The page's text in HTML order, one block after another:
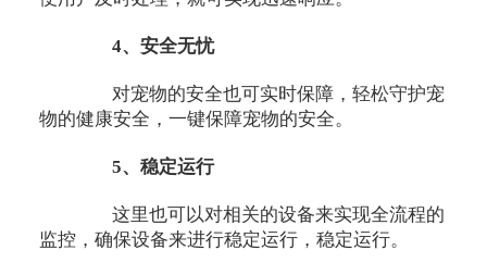
4、安全无忧
对宠物的安全也可实时保障，轻松守护宠
物的健康安全，一键保障宠物的安全。
5、稳定运行
这里也可以对相关的设备来实现全流程的
监控，确保设备来进行稳定运行，稳定运行。